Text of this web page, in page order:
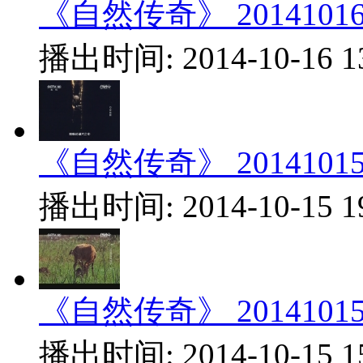
《自然传奇》
播出时间: 2014-10-16
《自然传奇》
播出时间: 2014-10-15
《自然传奇》
播出时间: 2014-10-15